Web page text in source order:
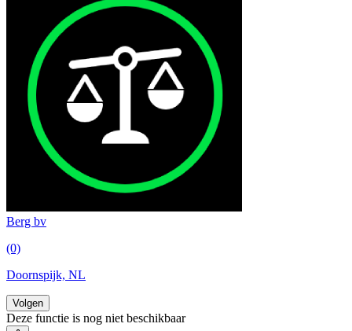
Berg bv
(0)
Doornspijk, NL
Volgen
Deze functie is nog niet beschikbaar